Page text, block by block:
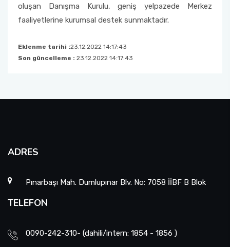
oluşan Danışma Kurulu, geniş yelpazede Merkez
faaliyetlerine kurumsal destek sunmaktadır.
Eklenme tarihi :23.12.2022 14:17:43
Son güncelleme : 23.12.2022 14:17:43
ADRES
Pınarbaşı Mah. Dumlupınar Blv. No: 7058 İİBF B Blok
TELEFON
0090-242-310- (dahili/intern: 1854 - 1856 )